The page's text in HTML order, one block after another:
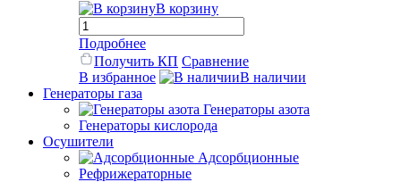
В корзину
Подробнее
Получить КП Сравнение
В избранное
В наличии
Генераторы газа
Генераторы азота
Генераторы кислорода
Осушители
Адсорбционные
Рефрижераторные